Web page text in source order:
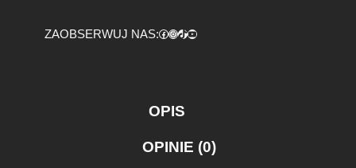
o
ZAOBSERWUJ NAS:Facebook https://www.instagram.com/tuningbaza.pl https://www.tiktok.com/@tuningbaza.pl YouTube
OPIS
OPINIE (0)